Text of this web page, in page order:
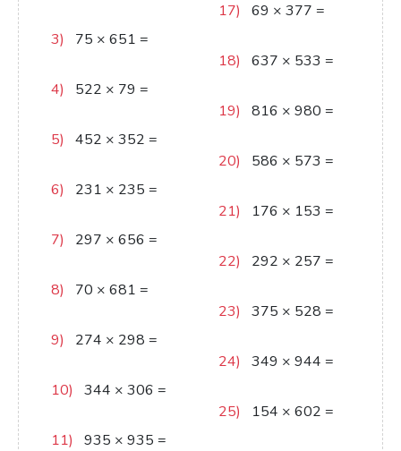
3)
75 × 651 =
4)
522 × 79 =
5)
452 × 352 =
6)
231 × 235 =
7)
297 × 656 =
8)
70 × 681 =
9)
274 × 298 =
10)
344 × 306 =
11)
935 × 935 =
17)
69 × 377 =
18)
637 × 533 =
19)
816 × 980 =
20)
586 × 573 =
21)
176 × 153 =
22)
292 × 257 =
23)
375 × 528 =
24)
349 × 944 =
25)
154 × 602 =